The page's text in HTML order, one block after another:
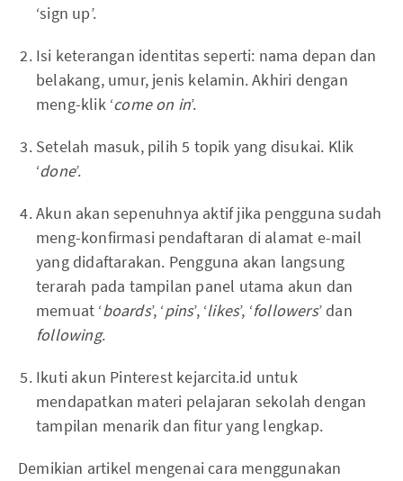
‘sign up’.
Isi keterangan identitas seperti: nama depan dan
belakang, umur, jenis kelamin. Akhiri dengan
meng-klik ‘come on in’.
Setelah masuk, pilih 5 topik yang disukai. Klik
‘done’.
Akun akan sepenuhnya aktif jika pengguna sudah
meng-konfirmasi pendaftaran di alamat e-mail
yang didaftarakan. Pengguna akan langsung
terarah pada tampilan panel utama akun dan
memuat ‘boards’, ‘pins’, ‘likes’, ‘followers’ dan
following.
Ikuti akun Pinterest kejarcita.id untuk
mendapatkan materi pelajaran sekolah dengan
tampilan menarik dan fitur yang lengkap.
Demikian artikel mengenai cara menggunakan